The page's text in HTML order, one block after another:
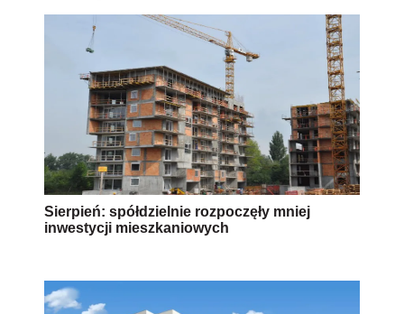
Sierpień: spółdzielnie rozpoczęły mniej
inwestycji mieszkaniowych